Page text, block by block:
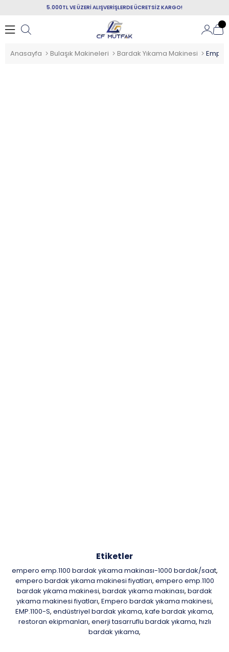
5.000TL VE ÜZERİ ALIŞVERİŞLERDE ÜCRETSİZ KARGO!
Anasayfa Bulaşık Makineleri Bardak Yıkama Makinesi
Etiketler
empero emp.1100 bardak yıkama makinası-1000 bardak/saat,
empero bardak yıkama makinesi fiyatları, empero emp.1100
bardak yıkama makinesi, bardak yıkama makinası, bardak
yıkama makinesi fiyatları, Empero bardak yıkama makinesi,
EMP.1100-S, endüstriyel bardak yıkama, kafe bardak yıkama,
restoran ekipmanları, enerji tasarruflu bardak yıkama, hızlı
bardak yıkama,